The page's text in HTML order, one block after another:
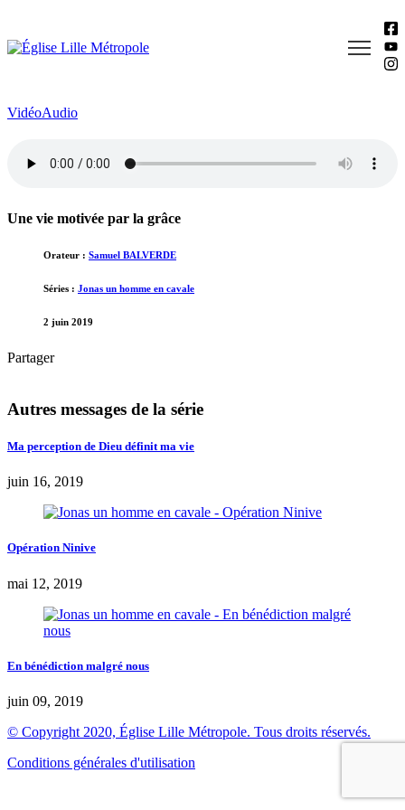
VidéoAudio
Une vie motivée par la grâce
Orateur : Samuel BALVERDE
Séries : Jonas un homme en cavale
2 juin 2019
Partager
Autres messages de la série
Ma perception de Dieu définit ma vie
juin 16, 2019
Opération Ninive
mai 12, 2019
En bénédiction malgré nous
juin 09, 2019
© Copyright 2020, Église Lille Métropole. Tous droits réservés.
Conditions générales d'utilisation